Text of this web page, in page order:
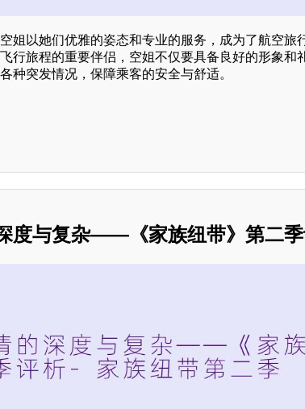
姐以她们优雅的姿态和专业的服务，成为了航空旅
行旅程的重要伴侣，空姐不仅要具备良好的形象和
种突发情况，保障乘客的安全与舒适。
度与复杂——《家族纽带》第二